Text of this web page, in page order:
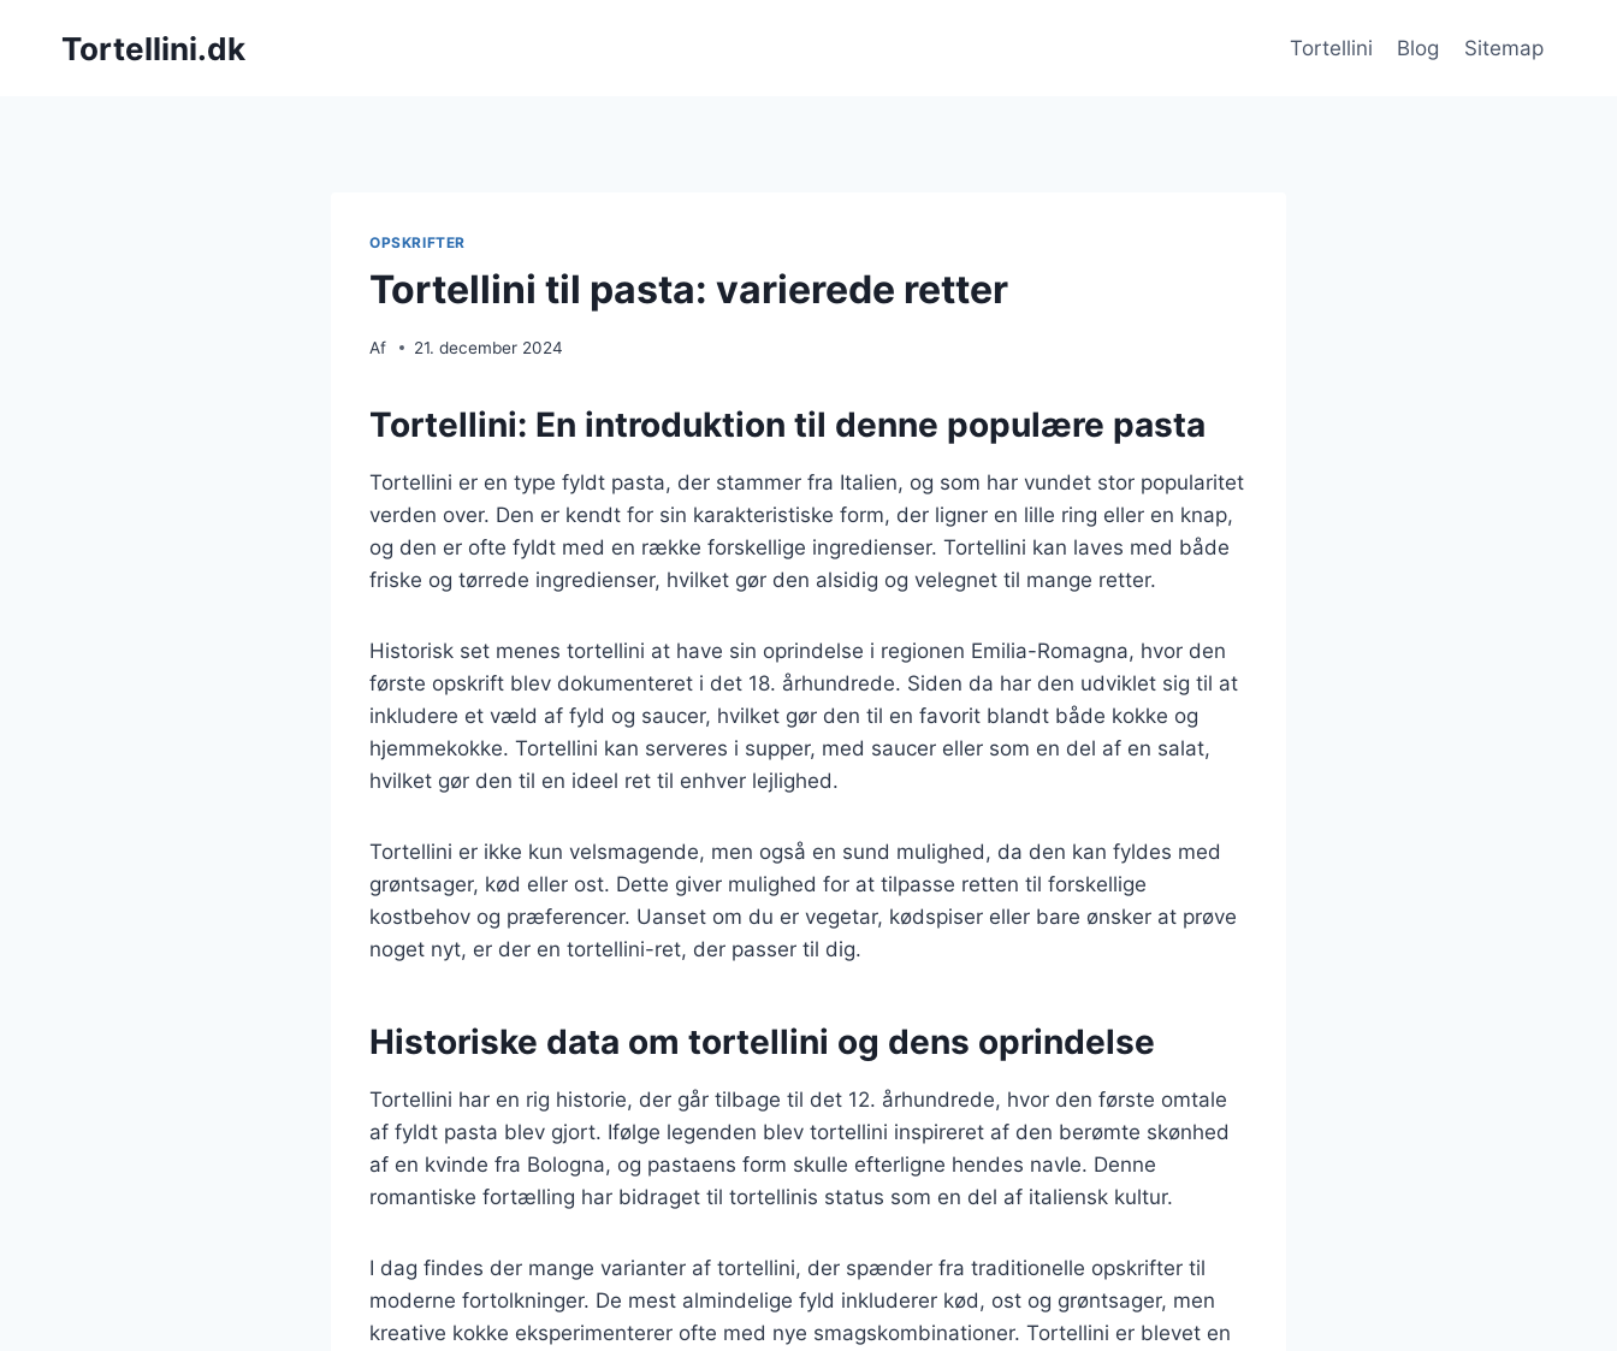
Tortellini.dk Tortellini Blog Sitemap
OPSKRIFTER
Tortellini til pasta: varierede retter
Af 21. december 2024
Tortellini: En introduktion til denne populære pasta
Tortellini er en type fyldt pasta, der stammer fra Italien, og som har vundet stor popularitet
verden over. Den er kendt for sin karakteristiske form, der ligner en lille ring eller en knap,
og den er ofte fyldt med en række forskellige ingredienser. Tortellini kan laves med både
friske og tørrede ingredienser, hvilket gør den alsidig og velegnet til mange retter.
Historisk set menes tortellini at have sin oprindelse i regionen Emilia-Romagna, hvor den
første opskrift blev dokumenteret i det 18. århundrede. Siden da har den udviklet sig til at
inkludere et væld af fyld og saucer, hvilket gør den til en favorit blandt både kokke og
hjemmekokke. Tortellini kan serveres i supper, med saucer eller som en del af en salat,
hvilket gør den til en ideel ret til enhver lejlighed.
Tortellini er ikke kun velsmagende, men også en sund mulighed, da den kan fyldes med
grøntsager, kød eller ost. Dette giver mulighed for at tilpasse retten til forskellige
kostbehov og præferencer. Uanset om du er vegetar, kødspiser eller bare ønsker at prøve
noget nyt, er der en tortellini-ret, der passer til dig.
Historiske data om tortellini og dens oprindelse
Tortellini har en rig historie, der går tilbage til det 12. århundrede, hvor den første omtale
af fyldt pasta blev gjort. Ifølge legenden blev tortellini inspireret af den berømte skønhed
af en kvinde fra Bologna, og pastaens form skulle efterligne hendes navle. Denne
romantiske fortælling har bidraget til tortellinis status som en del af italiensk kultur.
I dag findes der mange varianter af tortellini, der spænder fra traditionelle opskrifter til
moderne fortolkninger. De mest almindelige fyld inkluderer kød, ost og grøntsager, men
kreative kokke eksperimenterer ofte med nye smagskombinationer. Tortellini er blevet en